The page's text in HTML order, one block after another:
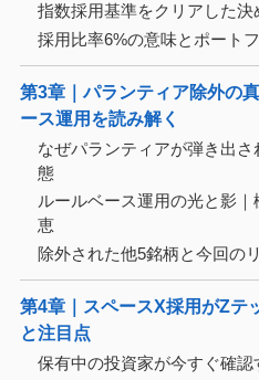
指数採用基準をクリアした
採用比率6%の意味とポート
第3章｜パランティア除外の
ース運用を読み解く
なぜパランティアが弾き出
態
ルールベース運用の光と影
恵
除外された他5銘柄と今回の
第4章｜スペースX採用がZテ
と注目点
保有中の投資家が今すぐ確